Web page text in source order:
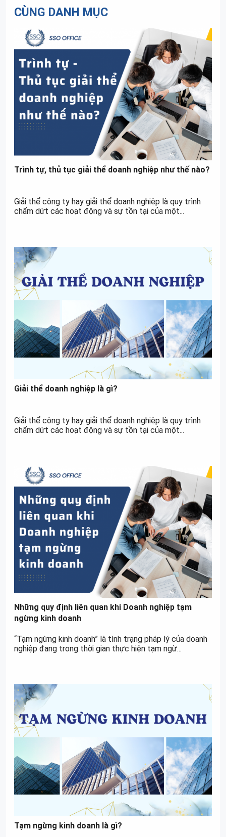
CÙNG DANH MỤC
Trình tự, thủ tục giải thể doanh nghiệp như thế nào?
Giải thể công ty hay giải thể doanh nghiệp là quy trình
chấm dứt các hoạt động và sự tồn tại của một...
Giải thể doanh nghiệp là gì?
Giải thể công ty hay giải thể doanh nghiệp là quy trình
chấm dứt các hoạt động và sự tồn tại của một...
Những quy định liên quan khi Doanh nghiệp tạm
ngừng kinh doanh
“Tạm ngừng kinh doanh” là tình trạng pháp lý của doanh
nghiệp đang trong thời gian thực hiện tạm ngừ...
Tạm ngừng kinh doanh là gì?